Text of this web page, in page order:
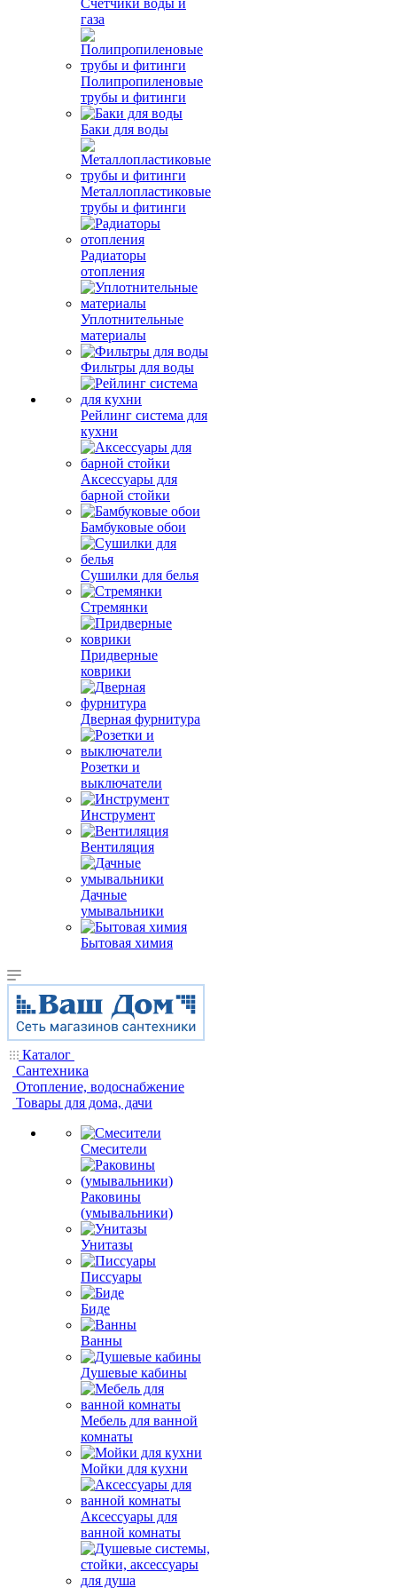
Счетчики воды и
газа
Полипропиленовые
трубы и фитинги
Баки для воды
Металлопластиковые
трубы и фитинги
Радиаторы
отопления
Уплотнительные
материалы
Фильтры для воды
Рейлинг система для
кухни
Аксессуары для
барной стойки
Бамбуковые обои
Сушилки для белья
Стремянки
Придверные
коврики
Дверная фурнитура
Розетки и
выключатели
Инструмент
Вентиляция
Дачные
умывальники
Бытовая химия
Каталог
Сантехника
Отопление, водоснабжение
Товары для дома, дачи
Смесители
Раковины
(умывальники)
Унитазы
Писсуары
Биде
Ванны
Душевые кабины
Мебель для ванной
комнаты
Мойки для кухни
Аксессуары для
ванной комнаты